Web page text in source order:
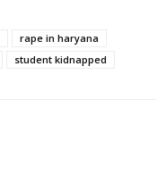
rape in haryana
student kidnapped